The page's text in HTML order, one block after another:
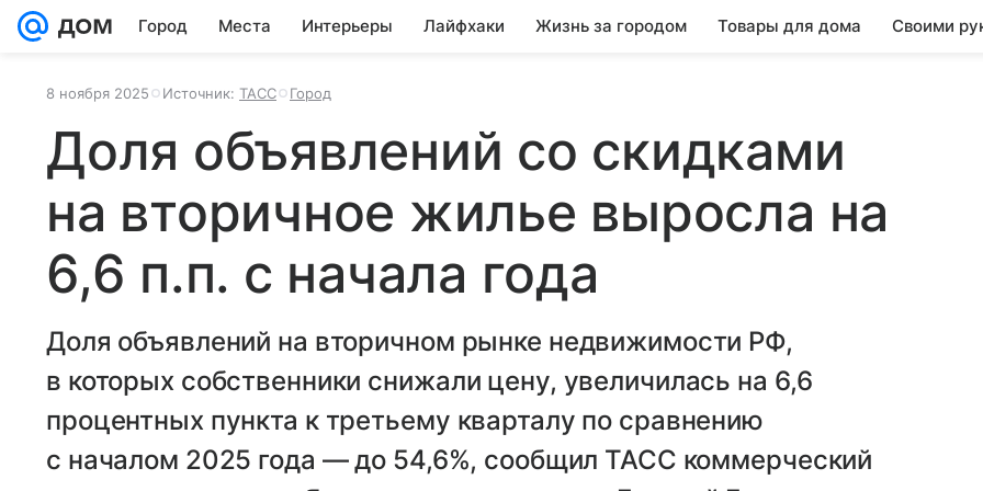
Город Места Интерьеры Лайфхаки Жизнь за городом Товары для дома Своими
8 ноября 2025 Источник: ТАСС Город
Доля объявлений со скидками
на вторичное жилье выросла на
6,6 п.п. с начала года
Доля объявлений на вторичном рынке недвижимости РФ,
в которых собственники снижали цену, увеличилась на 6,6
процентных пункта к третьему кварталу по сравнению
с началом 2025 года — до 54,6%, сообщил ТАСС коммерческий